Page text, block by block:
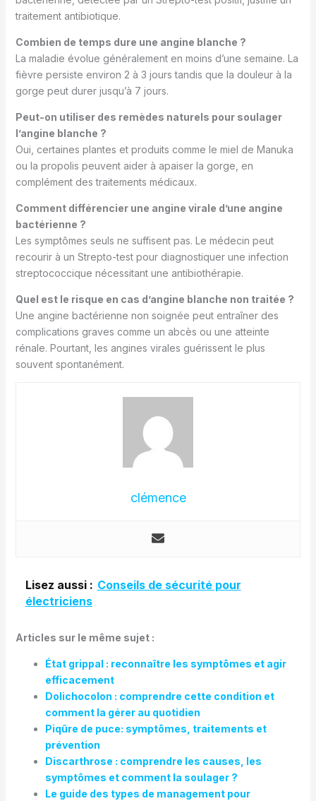
traitement antibiotique.
Combien de temps dure une angine blanche ?
La maladie évolue généralement en moins d’une semaine. La
fièvre persiste environ 2 à 3 jours tandis que la douleur à la
gorge peut durer jusqu’à 7 jours.
Peut-on utiliser des remèdes naturels pour soulager
l’angine blanche ?
Oui, certaines plantes et produits comme le miel de Manuka
ou la propolis peuvent aider à apaiser la gorge, en
complément des traitements médicaux.
Comment différencier une angine virale d’une angine
bactérienne ?
Les symptômes seuls ne suffisent pas. Le médecin peut
recourir à un Strepto-test pour diagnostiquer une infection
streptococcique nécessitant une antibiothérapie.
Quel est le risque en cas d’angine blanche non traitée ?
Une angine bactérienne non soignée peut entraîner des
complications graves comme un abcès ou une atteinte
rénale. Pourtant, les angines virales guérissent le plus
souvent spontanément.
clémence
Lisez aussi : Conseils de sécurité pour
électriciens
Articles sur le même sujet :
État grippal : reconnaître les symptômes et agir
efficacement
Dolichocolon : comprendre cette condition et
comment la gérer au quotidien
Piqûre de puce: symptômes, traitements et
prévention
Discarthrose : comprendre les causes, les
symptômes et comment la soulager ?
Le guide des types de management pour